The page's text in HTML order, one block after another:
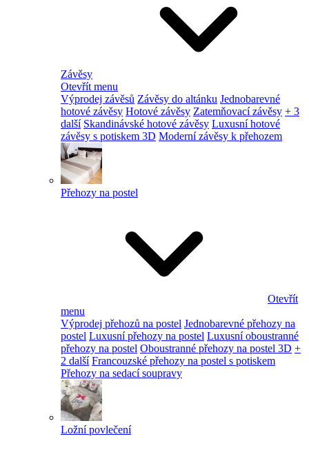
Závěsy
Otevřít menu
Výprodej závěsů Závěsy do altánku Jednobarevné
hotové závěsy Hotové závěsy Zatemňovací závěsy + 3
další Skandinávské hotové závěsy Luxusní hotové
závěsy s potiskem 3D Moderní závěsy k přehozem
Přehozy na postel
Otevřít
menu
Výprodej přehozů na postel Jednobarevné přehozy na
postel Luxusní přehozy na postel Luxusní oboustranné
přehozy na postel Oboustranné přehozy na postel 3D +
2 další Francouzské přehozy na postel s potiskem
Přehozy na sedací soupravy
Ložní povlečení